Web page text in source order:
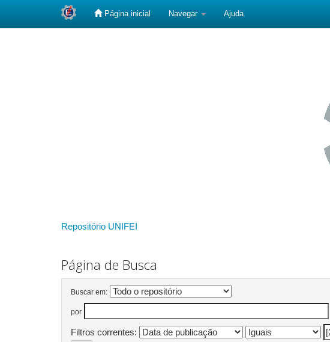
Página inicial Navegar Ajuda
Repositório UNIFEI
Página de Busca
Buscar em:
por
Filtros correntes: